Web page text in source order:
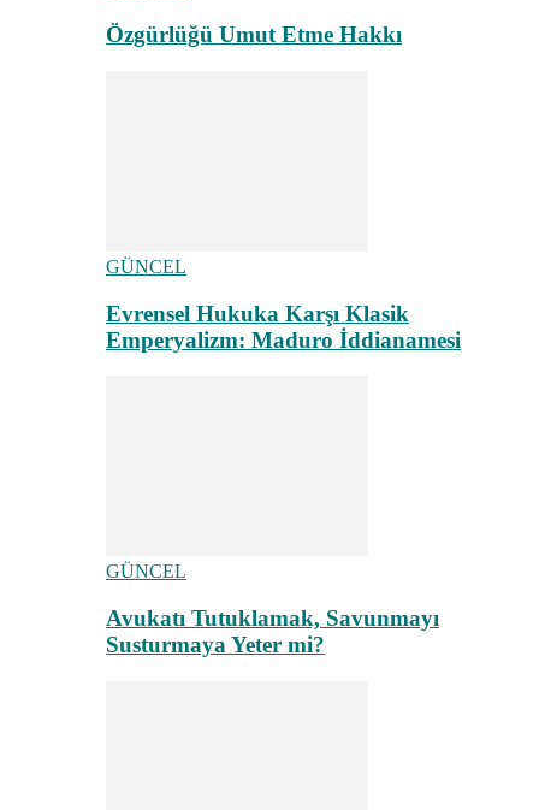
Özgürlüğü Umut Etme Hakkı
GÜNCEL
Evrensel Hukuka Karşı Klasik
Emperyalizm: Maduro İddianamesi
GÜNCEL
Avukatı Tutuklamak, Savunmayı
Susturmaya Yeter mi?